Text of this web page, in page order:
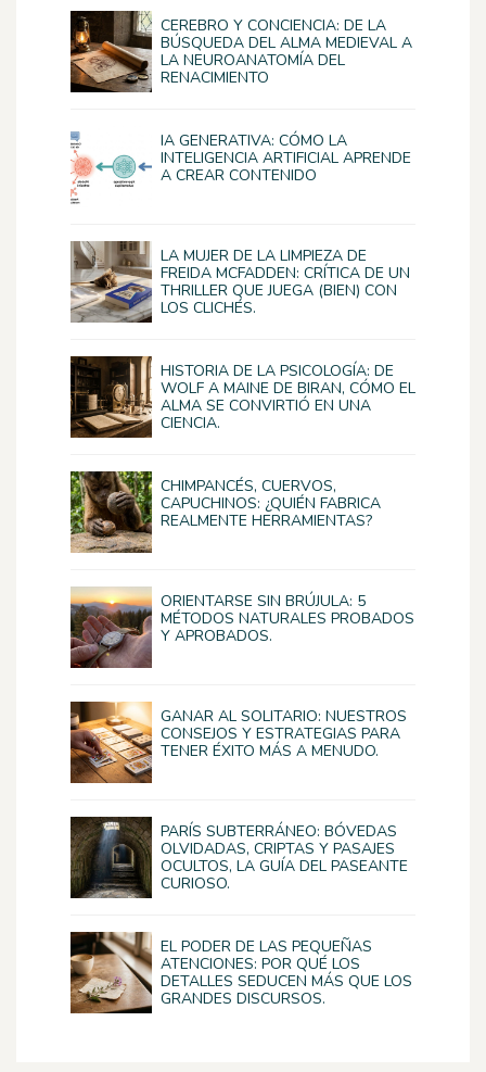
CEREBRO Y CONCIENCIA: DE LA
BÚSQUEDA DEL ALMA MEDIEVAL A
LA NEUROANATOMÍA DEL
RENACIMIENTO
IA GENERATIVA: CÓMO LA
INTELIGENCIA ARTIFICIAL APRENDE
A CREAR CONTENIDO
LA MUJER DE LA LIMPIEZA DE
FREIDA MCFADDEN: CRÍTICA DE UN
THRILLER QUE JUEGA (BIEN) CON
LOS CLICHÉS.
HISTORIA DE LA PSICOLOGÍA: DE
WOLF A MAINE DE BIRAN, CÓMO EL
ALMA SE CONVIRTIÓ EN UNA
CIENCIA.
CHIMPANCÉS, CUERVOS,
CAPUCHINOS: ¿QUIÉN FABRICA
REALMENTE HERRAMIENTAS?
ORIENTARSE SIN BRÚJULA: 5
MÉTODOS NATURALES PROBADOS
Y APROBADOS.
GANAR AL SOLITARIO: NUESTROS
CONSEJOS Y ESTRATEGIAS PARA
TENER ÉXITO MÁS A MENUDO.
PARÍS SUBTERRÁNEO: BÓVEDAS
OLVIDADAS, CRIPTAS Y PASAJES
OCULTOS, LA GUÍA DEL PASEANTE
CURIOSO.
EL PODER DE LAS PEQUEÑAS
ATENCIONES: POR QUÉ LOS
DETALLES SEDUCEN MÁS QUE LOS
GRANDES DISCURSOS.